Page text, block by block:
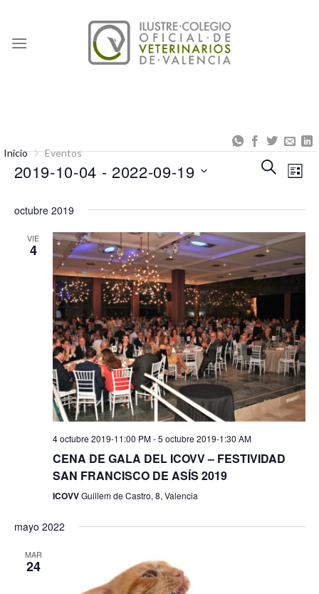
content
Inicio Eventos
y
vistas
de
BUSCAR
de
LISTA
2019-10-04 - 2022-09-19
fecha.
octubre 2019
VIE
4
4 octubre 2019-11:00 PM-5 octubre 2019-1:30 AM
CENA DE GALA DEL ICOVV – FESTIVIDAD
SAN FRANCISCO DE ASÍS 2019
ICOVVGuillem de Castro, 8, Valencia
mayo 2022
MAR
24